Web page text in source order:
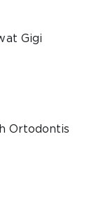
Gigi
Ortodontis